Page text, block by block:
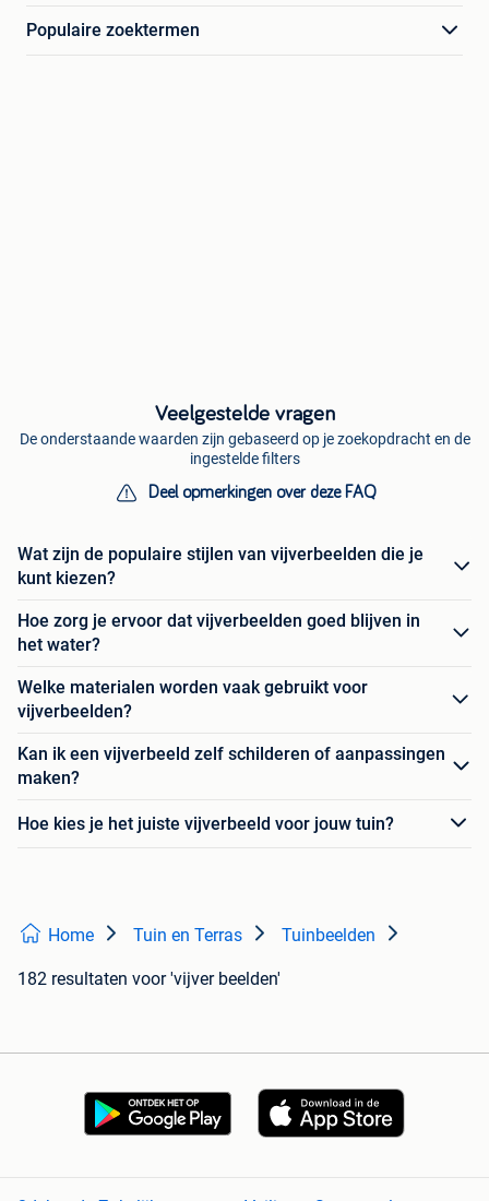
Populaire zoektermen
Veelgestelde vragen
De onderstaande waarden zijn gebaseerd op je zoekopdracht en de
ingestelde filters
Deel opmerkingen over deze FAQ
Wat zijn de populaire stijlen van vijverbeelden die je
kunt kiezen?
Hoe zorg je ervoor dat vijverbeelden goed blijven in
het water?
Welke materialen worden vaak gebruikt voor
vijverbeelden?
Kan ik een vijverbeeld zelf schilderen of aanpassingen
maken?
Hoe kies je het juiste vijverbeeld voor jouw tuin?
Home Tuin en Terras Tuinbeelden
182 resultaten voor 'vijver beelden'